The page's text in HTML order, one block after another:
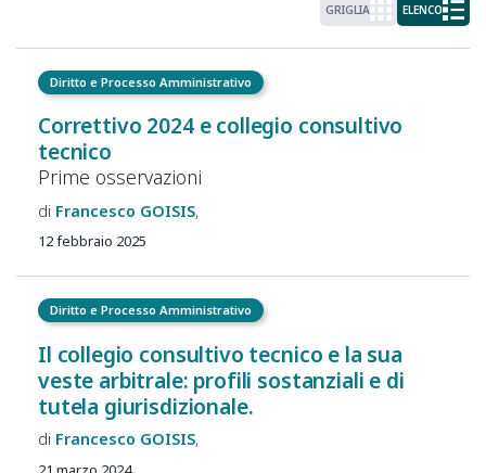
GRIGLIA ELENCO
Diritto e Processo Amministrativo
Correttivo 2024 e collegio consultivo
tecnico
Prime osservazioni
Francesco GOISIS
12 febbraio 2025
Diritto e Processo Amministrativo
Il collegio consultivo tecnico e la sua
veste arbitrale: profili sostanziali e di
tutela giurisdizionale.
Francesco GOISIS